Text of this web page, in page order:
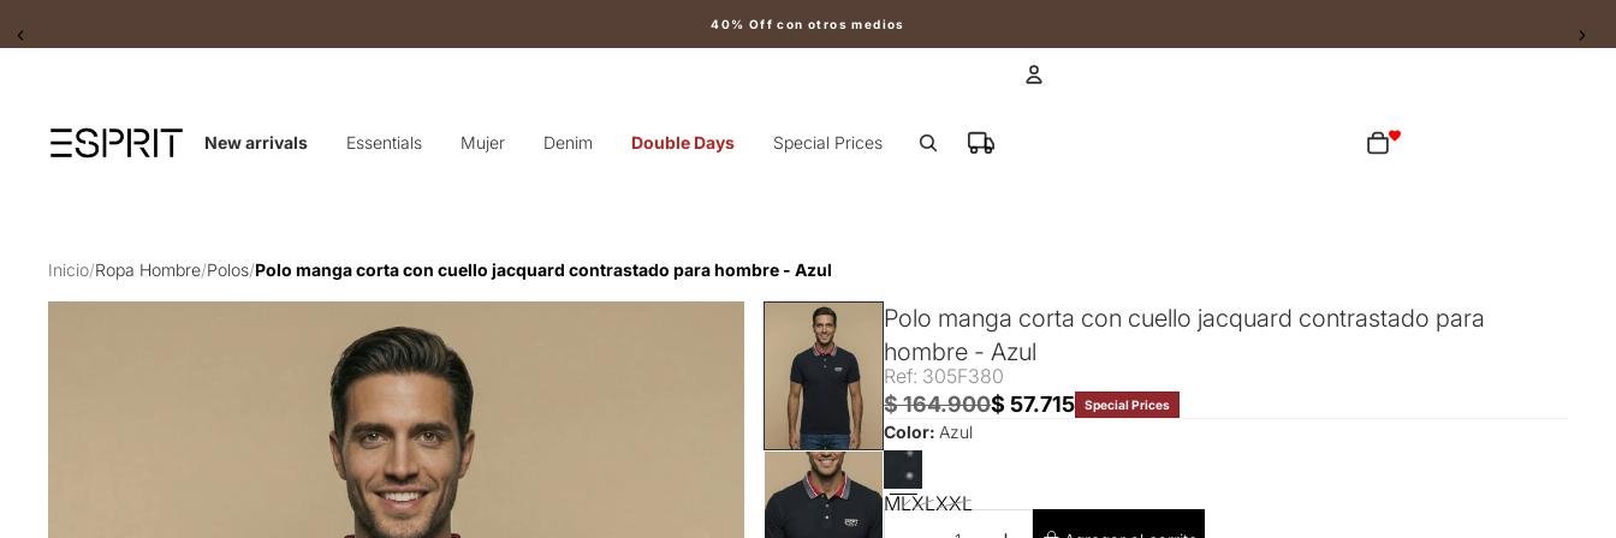
40% Off con otros medios
New arrivals Essentials Mujer Denim Double Days Special Prices
Total de artículos en el carrito: 0
Inicio/Ropa Hombre/Polos/Polo manga corta con cuello jacquard contrastado para hombre - Azul
Polo manga corta con cuello jacquard contrastado para
hombre - Azul
Ref: 305F380
$ 164.900$ 57.715 Special Prices
Color: Azul
MLXLXXL